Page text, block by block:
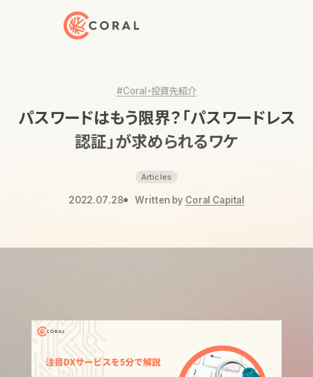
トップページへ戻る
#Coral・投資先紹介
パスワードはもう限界？「パスワードレス
認証」が求められるワケ
Articles
2022.07.28 Written by Coral Capital